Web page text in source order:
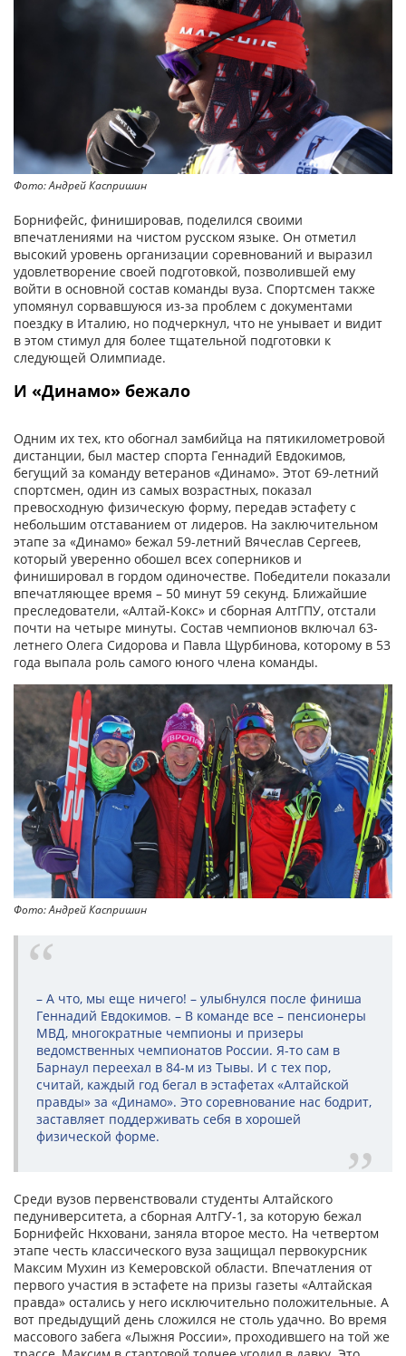
Фото: Андрей Каспришин
Борнифейс, финишировав, поделился своими
впечатлениями на чистом русском языке. Он отметил
высокий уровень организации соревнований и выразил
удовлетворение своей подготовкой, позволившей ему
войти в основной состав команды вуза. Спортсмен также
упомянул сорвавшуюся из-за проблем с документами
поездку в Италию, но подчеркнул, что не унывает и видит
в этом стимул для более тщательной подготовки к
следующей Олимпиаде.
И «Динамо» бежало
Одним их тех, кто обогнал замбийца на пятикилометровой
дистанции, был мастер спорта Геннадий Евдокимов,
бегущий за команду ветеранов «Динамо». Этот 69-летний
спортсмен, один из самых возрастных, показал
превосходную физическую форму, передав эстафету с
небольшим отставанием от лидеров. На заключительном
этапе за «Динамо» бежал 59-летний Вячеслав Сергеев,
который уверенно обошел всех соперников и
финишировал в гордом одиночестве. Победители показали
впечатляющее время – 50 минут 59 секунд. Ближайшие
преследователи, «Алтай-Кокс» и сборная АлтГПУ, отстали
почти на четыре минуты. Состав чемпионов включал 63-
летнего Олега Сидорова и Павла Щурбинова, которому в 53
года выпала роль самого юного члена команды.
Фото: Андрей Каспришин
– А что, мы еще ничего! – улыбнулся после финиша
Геннадий Евдокимов. – В команде все – пенсионеры
МВД, многократные чемпионы и призеры
ведомственных чемпионатов России. Я-то сам в
Барнаул переехал в 84-м из Тывы. И с тех пор,
считай, каждый год бегал в эстафетах «Алтайской
правды» за «Динамо». Это соревнование нас бодрит,
заставляет поддерживать себя в хорошей
физической форме.
Среди вузов первенствовали студенты Алтайского
педуниверситета, а сборная АлтГУ-1, за которую бежал
Борнифейс Нкховани, заняла второе место. На четвертом
этапе честь классического вуза защищал первокурсник
Максим Мухин из Кемеровской области. Впечатления от
первого участия в эстафете на призы газеты «Алтайская
правда» остались у него исключительно положительные. А
вот предыдущий день сложился не столь удачно. Во время
массового забега «Лыжня России», проходившего на той же